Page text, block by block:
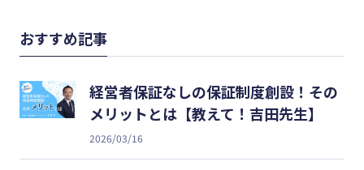
おすすめ記事
経営者保証なしの保証制度創設！その
メリットとは【教えて！吉田先生】
2026/03/16